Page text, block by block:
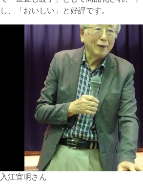
し、「おいしい」と好評です。
入江宜明さん